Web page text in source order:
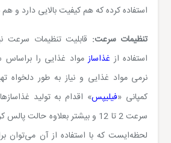
استفاده کرده که هم کیفیت بالایی دارد و
تنظیمات سرعت: قابلیت تنظیمات سرعت
استفاده از غذاسازمواد غذایی را براساس
نرمی مواد غذایی و نیاز به طور دلخواه
کمپانی «فیلیپس» اقدام به تولید
سرعت 2 تا 12 و بیشتر بعلاوه
لحظه‌ایست که با استفاده از آن می‌توان